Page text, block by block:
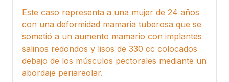
Este caso representa a una mujer de 24 años
con una deformidad mamaria tuberosa que se
sometió a un aumento mamario con implantes
salinos redondos y lisos de 330 cc colocados
debajo de los músculos pectorales mediante un
abordaje periareolar.